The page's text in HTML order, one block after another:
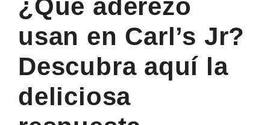
¿Qué aderezo
usan en Carl’s Jr?
Descubra aquí la
deliciosa